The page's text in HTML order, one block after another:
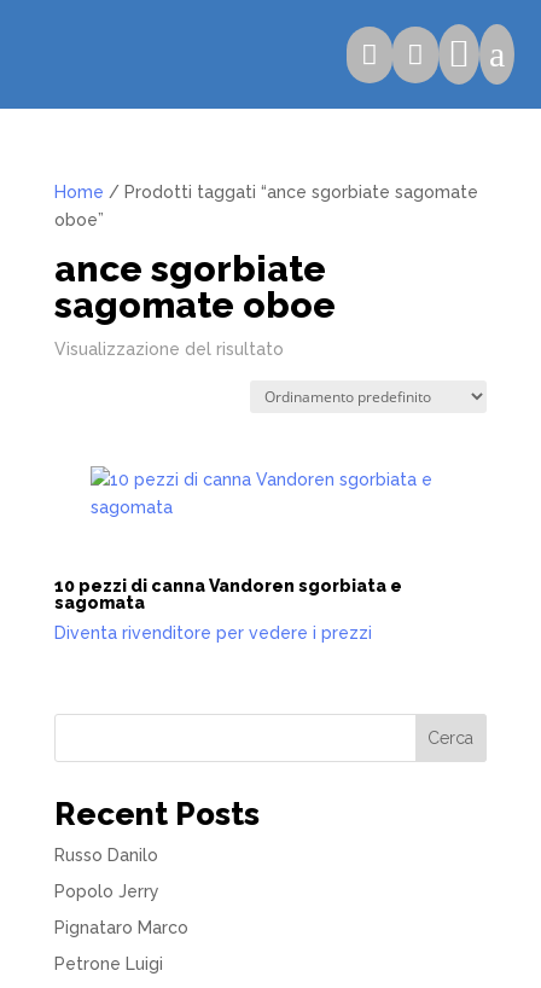
   a
Home / Prodotti taggati “ance sgorbiate sagomate
oboe”
ance sgorbiate
sagomate oboe
Visualizzazione del risultato
10 pezzi di canna Vandoren sgorbiata e
sagomata
Diventa rivenditore per vedere i prezzi
Cerca
Recent Posts
Russo Danilo
Popolo Jerry
Pignataro Marco
Petrone Luigi